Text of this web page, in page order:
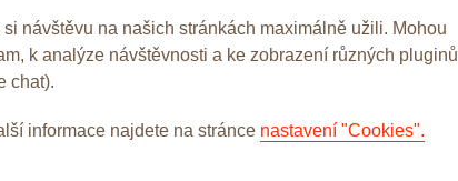
návštěvu na našich stránkách maximálně užili. Mohou
k analýze návštěvnosti a ke zobrazení různých pluginů
chat).
informace najdete na stránce nastavení "Cookies".